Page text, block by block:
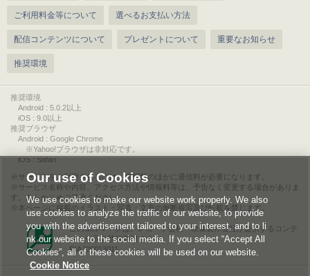
ご利用料金等について 選べるお支払い方法
配信コンテンツについて プレゼントについて 重要なお知らせ
推奨環境
推奨環境
Android : 5.0.2以上
iOS : 9.0以上
推奨ブラウザ
Android : Google Chrome
※Yahoo!ブラウザは非対応です。
iOS : Safari
サービスをご利用されるには、情報料のほかに通信料が必要になります。
サービス名称や内容、アクセス方法や情報料等は、予告なく変更する場合がありま
す。あらかじめご了承ください。
本ページに掲載のイラスト・写真・文章の無断複写及び転載を禁じます。
このエルマークは、レコード会社・映像製作会社が提供するコンテ
ンツを示す登録商標です。
RIAJ00013011
Our use of Cookies
We use cookies to make our website work properly. We also
use cookies to analyze the traffic of our website, to provide
you with the advertisement tailored to your interest, and to li
nk our website to the social media. If you select “Accept All
Cookies”, all of these cookies will be used on our website.
Cookie Notice